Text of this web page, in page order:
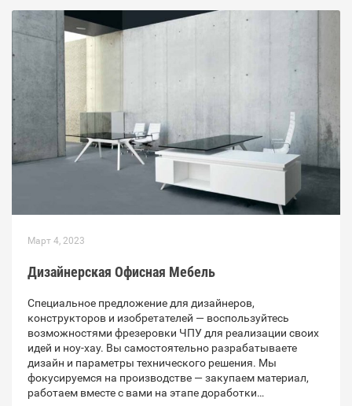
Март 4, 2023
Дизайнерская Офисная Мебель
Специальное предложение для дизайнеров,
конструкторов и изобретателей — воспользуйтесь
возможностями фрезеровки ЧПУ для реализации своих
идей и ноу-хау. Вы самостоятельно разрабатываете
дизайн и параметры технического решения. Мы
фокусируемся на производстве — закупаем материал,
работаем вместе с вами на этапе доработки…